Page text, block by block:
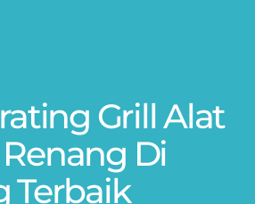
Grill Alat
Di
Terbaik